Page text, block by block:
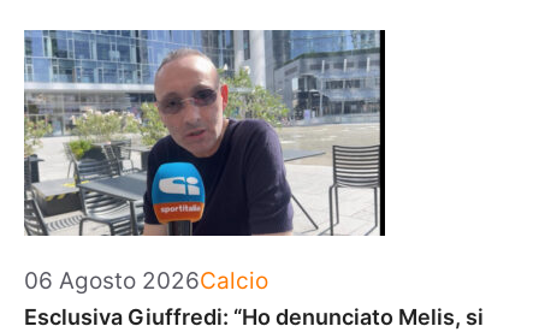
06 Agosto 2026Categorie
Calcio
Esclusiva Giuffredi: “Ho denunciato Melis, si